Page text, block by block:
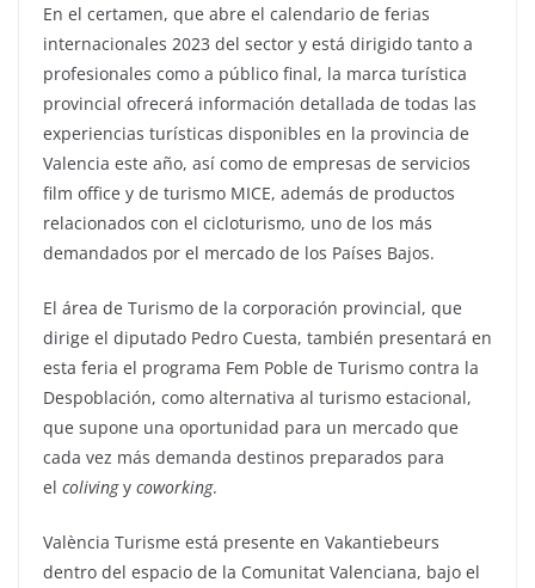
En el certamen, que abre el calendario de ferias
internacionales 2023 del sector y está dirigido tanto a
profesionales como a público final, la marca turística
provincial ofrecerá información detallada de todas las
experiencias turísticas disponibles en la provincia de
Valencia este año, así como de empresas de servicios
film office y de turismo MICE, además de productos
relacionados con el cicloturismo, uno de los más
demandados por el mercado de los Países Bajos.
El área de Turismo de la corporación provincial, que
dirige el diputado Pedro Cuesta, también presentará en
esta feria el programa Fem Poble de Turismo contra la
Despoblación, como alternativa al turismo estacional,
que supone una oportunidad para un mercado que
cada vez más demanda destinos preparados para
el colivingy coworking.
València Turisme está presente en Vakantiebeurs
dentro del espacio de la Comunitat Valenciana, bajo el